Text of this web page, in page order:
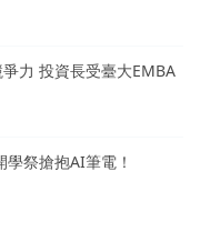
力 投資長受臺大EMBA
祭搶抱AI筆電！